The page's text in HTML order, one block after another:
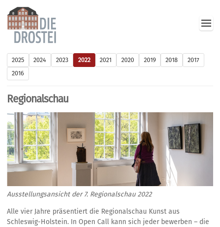
Regionalschau
Ausstellungsansicht der 7. Regionalschau 2022
Alle vier Jahre präsentiert die Regionalschau Kunst aus
Schleswig-Holstein. In Open Call kann sich jeder bewerben – die
2025 2024 2023 2022 2021 2020 2019 2018
2017
2016